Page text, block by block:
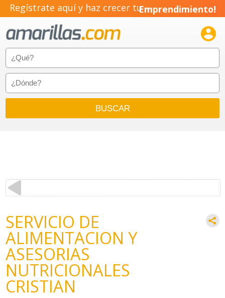
Regístrate aquí y haz crecer tuEmprendimiento!

SERVICIO DE
ALIMENTACION Y
ASESORIAS
NUTRICIONALES
CRISTIAN